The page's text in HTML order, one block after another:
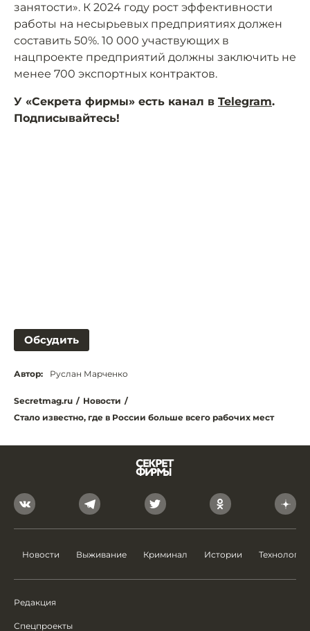
занятости». К 2024 году рост эффективности
работы на несырьевых предприятиях должен
составить 50%. 10 000 участвующих в
нацпроекте предприятий должны заключить не
менее 700 экспортных контрактов.
У «Секрета фирмы» есть канал в Telegram.
Подписывайтесь!
Обсудить
Автор: Руслан Марченко
Secretmag.ru / Новости /
Стало известно, где в России больше всего рабочих мест
Новости Выживание Криминал Истории Технологии
Редакция
Спецпроекты